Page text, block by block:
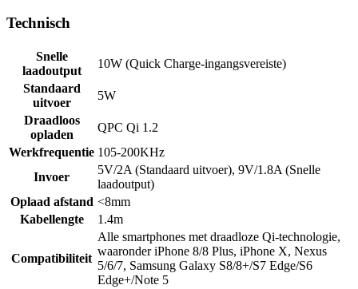
Technisch
Snelle
laadoutput
10W (Quick Charge-ingangsvereiste)
Standaard
uitvoer
5W
Draadloos
opladen
QPC Qi 1.2
Werkfrequentie 105-200KHz
Invoer
5V/2A (Standaard uitvoer), 9V/1.8A (Snelle
laadoutput)
Oplaad afstand <8mm
Kabellengte
1.4m
Compatibiliteit
Alle smartphones met draadloze Qi-technologie,
waaronder iPhone 8/8 Plus, iPhone X, Nexus
5/6/7, Samsung Galaxy S8/8+/S7 Edge/S6
Edge+/Note 5